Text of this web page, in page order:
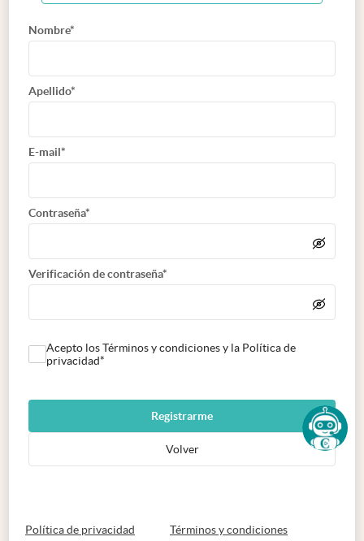
Nombre*
Apellido*
E-mail*
Contraseña*
Verificación de contraseña*
Acepto los Términos y condiciones y la Política de
privacidad*
Registrarme
Volver
Política de privacidad abre en nueva pestaña
Términos y condicionesabre en nueva